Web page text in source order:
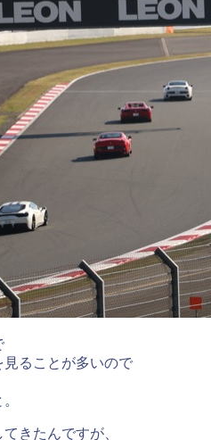
ることが多いので
きたんですが、